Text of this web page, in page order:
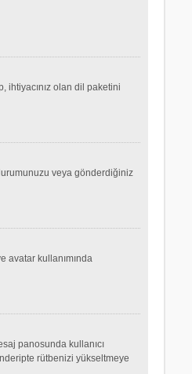
ihtiyacınız olan dil paketini
veya gönderdiğiniz
avatar kullanımında
panosunda kullanıcı
rütbenizi yükseltmeye